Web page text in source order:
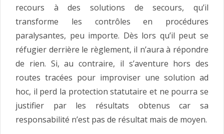
recours à des solutions de secours, qu’il
transforme les contrôles en procédures
paralysantes, peu importe. Dès lors qu’il peut se
réfugier derrière le règlement, il n’aura à répondre
de rien. Si, au contraire, il s’aventure hors des
routes tracées pour improviser une solution ad
hoc, il perd la protection statutaire et ne pourra se
justifier par les résultats obtenus car sa
responsabilité n’est pas de résultat mais de moyen.